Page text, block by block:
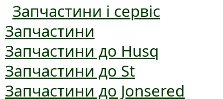
Запчастини і сервіс
Запчастини
Запчастини до Husq
Запчастини до St
Запчастини до Jonsered